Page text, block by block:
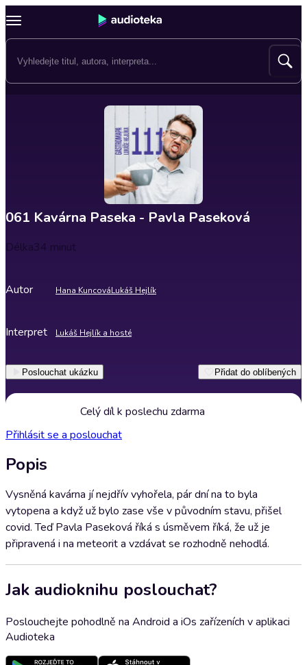
061 Kavárna Paseka - Pavla Paseková
Délka34 minut
Autor Hana KuncováLukáš Hejlík
Interpret Lukáš Hejlík a hosté
Poslouchat ukázku Přidat do oblíbených
Celý díl k poslechu zdarma
Přihlásit se a poslouchat
Popis
Vysněná kavárna jí nejdřív vyhořela, pár dní na to byla
vytopena a když už bylo zase vše v původním stavu, přišel
covid. Teď Pavla Paseková říká s úsměvem říká, že už je
připravená i na meteorit a vzdávat se rozhodně nehodlá.
Jak audioknihu poslouchat?
Poslouchejte pohodlně na Android a iOs zařízeních v aplikaci
Audioteka